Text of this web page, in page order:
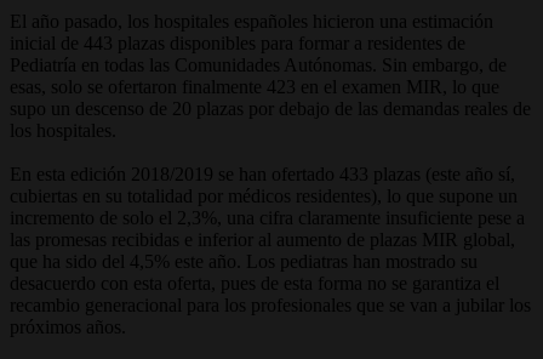
El año pasado, los hospitales españoles hicieron una estimación
inicial de 443 plazas disponibles para formar a residentes de
Pediatría en todas las Comunidades Autónomas. Sin embargo, de
esas, solo se ofertaron finalmente 423 en el examen MIR, lo que
supo un descenso de 20 plazas por debajo de las demandas reales de
los hospitales.
En esta edición 2018/2019 se han ofertado 433 plazas (este año sí,
cubiertas en su totalidad por médicos residentes), lo que supone un
incremento de solo el 2,3%, una cifra claramente insuficiente pese a
las promesas recibidas e inferior al aumento de plazas MIR global,
que ha sido del 4,5% este año. Los pediatras han mostrado su
desacuerdo con esta oferta, pues de esta forma no se garantiza el
recambio generacional para los profesionales que se van a jubilar los
próximos años.